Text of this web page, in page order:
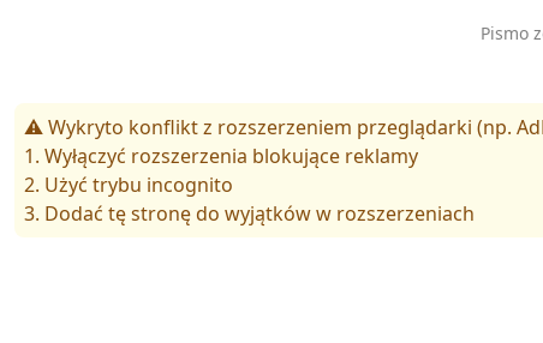
Pismo
⚠️ Wykryto konflikt z rozszerzeniem przeglądarki (np.
1. Wyłączyć rozszerzenia blokujące reklamy
2. Użyć trybu incognito
3. Dodać tę stronę do wyjątków w rozszerzeniach